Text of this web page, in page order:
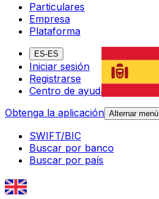
Particulares
Empresa
Plataforma
ES-ES
Iniciar sesión
Registrarse
Centro de ayuda
Obtenga la aplicación Alternar menú
SWIFT/BIC
Buscar por banco
Buscar por país